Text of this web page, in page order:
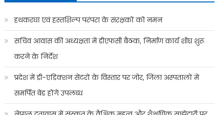
हथकरघा एवं हस्तशिल्प परंपरा के संरक्षकों को नमन
सचिव आवास की अध्यक्षता में डीएफसी बैठक, निर्माण कार्य शीघ्र शुरू
करने के निर्देश
प्रदेश में डी-एडिक्शन सेंटरों के विस्तार पर जोर, जिला अस्पतालों में
समर्पित बेड होंगे उपलब्ध